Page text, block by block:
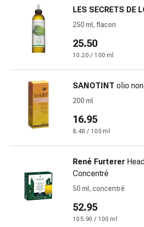
pour
yeux
Inflammation
ophtalmiques
Hygiène
Cœur,
circulation
et
sanguins
compression
LES SECRETS DE
250 ml, flacon
25.50
10.20 / 100 ml
SANOTINT olio
200 ml
16.95
8.48 / 100 ml
René Furterer
Concentré
50 ml, concentré
52.95
105.90 / 100 ml